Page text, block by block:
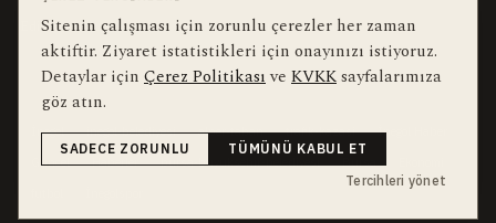
Editörler
Kullanım Şartları
YEREL ARANANLAR
İnegöl inegol-belediyesi alper-taban trafik-kazasi
İnegöl Haber
Güncel
Haberler bursa-buyuksehir-belediyesi Bursa
Sitenin çalışması için zorunlu çerezler her zaman
aktiftir. Ziyaret istatistikleri için onayınızı istiyoruz.
Detaylar için Çerez Politikasıve KVKKsayfalarımıza
göz atın.
SADECE ZORUNLU
TÜMÜNÜ KABUL ET
Tercihleri yönet